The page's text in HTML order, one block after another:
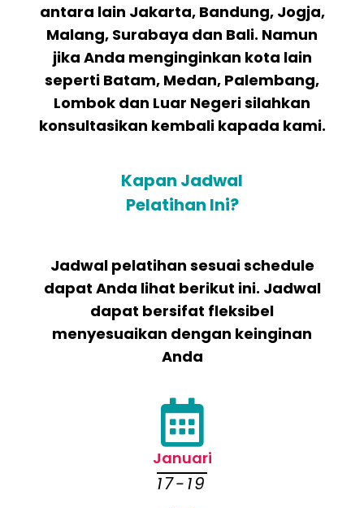
antara lain Jakarta, Bandung, Jogja,
Malang, Surabaya dan Bali. Namun
jika Anda menginginkan kota lain
seperti Batam, Medan, Palembang,
Lombok dan Luar Negeri silahkan
konsultasikan kembali kapada kami.
Kapan Jadwal
Pelatihan Ini?
Jadwal pelatihan sesuai schedule
dapat Anda lihat berikut ini. Jadwal
dapat bersifat fleksibel
menyesuaikan dengan keinginan
Anda
Januari
17-19